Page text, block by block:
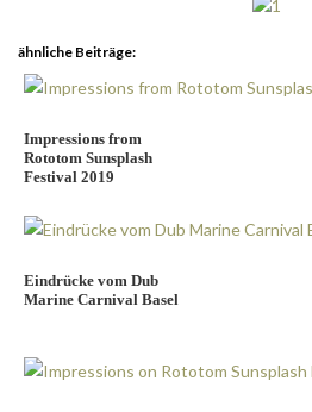
ähnliche Beiträge:
Impressions from
Rototom Sunsplash
Festival 2019
Eindrücke vom Dub
Marine Carnival Basel